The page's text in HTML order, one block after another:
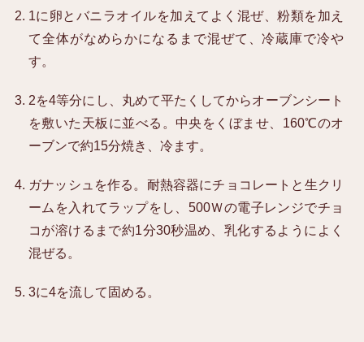
1に卵とバニラオイルを加えてよく混ぜ、粉類を加え
て全体がなめらかになるまで混ぜて、冷蔵庫で冷や
す。
2を4等分にし、丸めて平たくしてからオーブンシート
を敷いた天板に並べる。中央をくぼませ、160℃のオ
ーブンで約15分焼き、冷ます。
ガナッシュを作る。耐熱容器にチョコレートと生クリ
ームを入れてラップをし、500Ｗの電子レンジでチョ
コが溶けるまで約1分30秒温め、乳化するようによく
混ぜる。
3に4を流して固める。